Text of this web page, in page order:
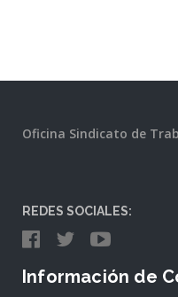
Oficina Sindicato de
REDES SOCIALES:
Información de